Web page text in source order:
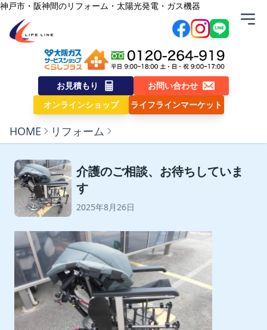
内容をスキップ
神戸市・阪神間のリフォーム・太陽光発電・ガス機器
株式会社ライフライン
お見積もり
お問い合わせ
オンラインショップ
ライフラインマーケット
HOME リフォーム
介護のご相談、お待ちしていま
す
2025年8月26日